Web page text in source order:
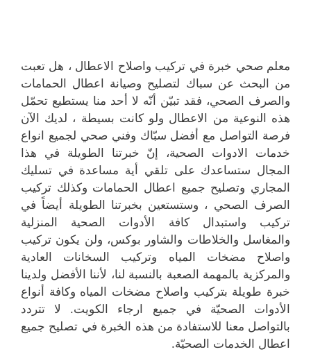
معلم صحي خبرة في تركيب واصلاح الاعطال ، هل تعبت
من البحث عن سباك لتصليح وصيانة اعطال الحمامات
والصرف الصحي، فقد تبيّن أنّه لا أحد منا يستطيع تحمّل
هذه النوعية من الاعطال ولو كانت بسيطة ، لديك الآن
فرصة التواصل مع أفضل سبّاك وفني صحي لجميع انواع
خدمات الادوات الصحية، إنّ خبرتنا الطويلة في هذا
المجال ستساعدك على تلقي أية مساعدة في تسليك
المجاري وتصليح جميع اعطال الحمامات وكذلك تركيب
الصرف الصحي ، وستستعين بخبرتنا الطويلة أيضاً في
تركيب واستبدال كافة الأدوات الصحية المنزلية
والمغاسل والخلاطات والشاور بوكس، ولن يكون تركيب
واصلاح مضخات المياه وتركيب السخانات العادية
والمركزية بالمهمة الصعبة بالنسبة لنا، لأننا الأفضل ولدينا
خبرة طويلة بتركيب واصلاح مضخات المياه وكافة أنواع
الأدوات الصحيّة في جميع ارجاء الكويت. لا تتردد
بالتواصل معنا للاستفادة من هذه الخبرة في تصليح جميع
اعطال الخدمات الصحيّة.